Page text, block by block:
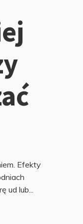
Efekty
lub...